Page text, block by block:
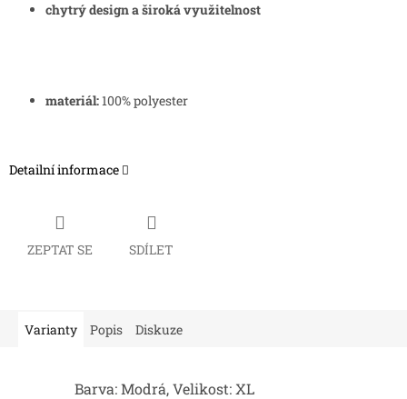
chytrý design a široká využitelnost
materiál:100% polyester
Detailní informace
ZEPTAT SE SDÍLET
Varianty Popis Diskuze
Barva: Modrá, Velikost: XL